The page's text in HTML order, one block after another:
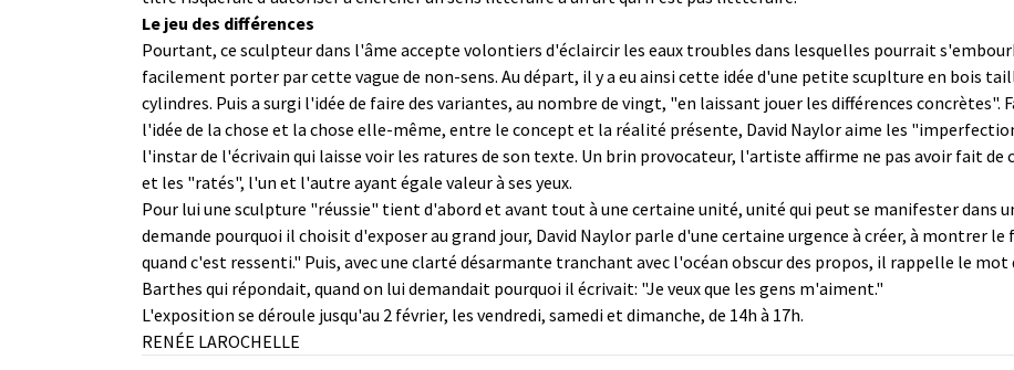
Le jeu des différences
Pourtant, ce sculpteur dans l'âme accepte volontiers d'éclaircir les eaux troubles dans lesquelles pourrait
facilement porter par cette vague de non-sens. Au départ, il y a eu ainsi cette idée d'une petite scuplture en bois
cylindres. Puis a surgi l'idée de faire des variantes, au nombre de vingt, "en laissant jouer les différences
l'idée de la chose et la chose elle-même, entre le concept et la réalité présente, David Naylor aime les
l'instar de l'écrivain qui laisse voir les ratures de son texte. Un brin provocateur, l'artiste affirme ne pas avoir fait de
et les "ratés", l'un et l'autre ayant égale valeur à ses yeux.
Pour lui une sculpture "réussie" tient d'abord et avant tout à une certaine unité, unité qui peut se manifester dans
demande pourquoi il choisit d'exposer au grand jour, David Naylor parle d'une certaine urgence à créer, à montrer
quand c'est ressenti." Puis, avec une clarté désarmante tranchant avec l'océan obscur des propos, il rappelle le
Barthes qui répondait, quand on lui demandait pourquoi il écrivait: "Je veux que les gens m'aiment."
L'exposition se déroule jusqu'au 2 février, les vendredi, samedi et dimanche, de 14h à 17h.
RENÉE LAROCHELLE